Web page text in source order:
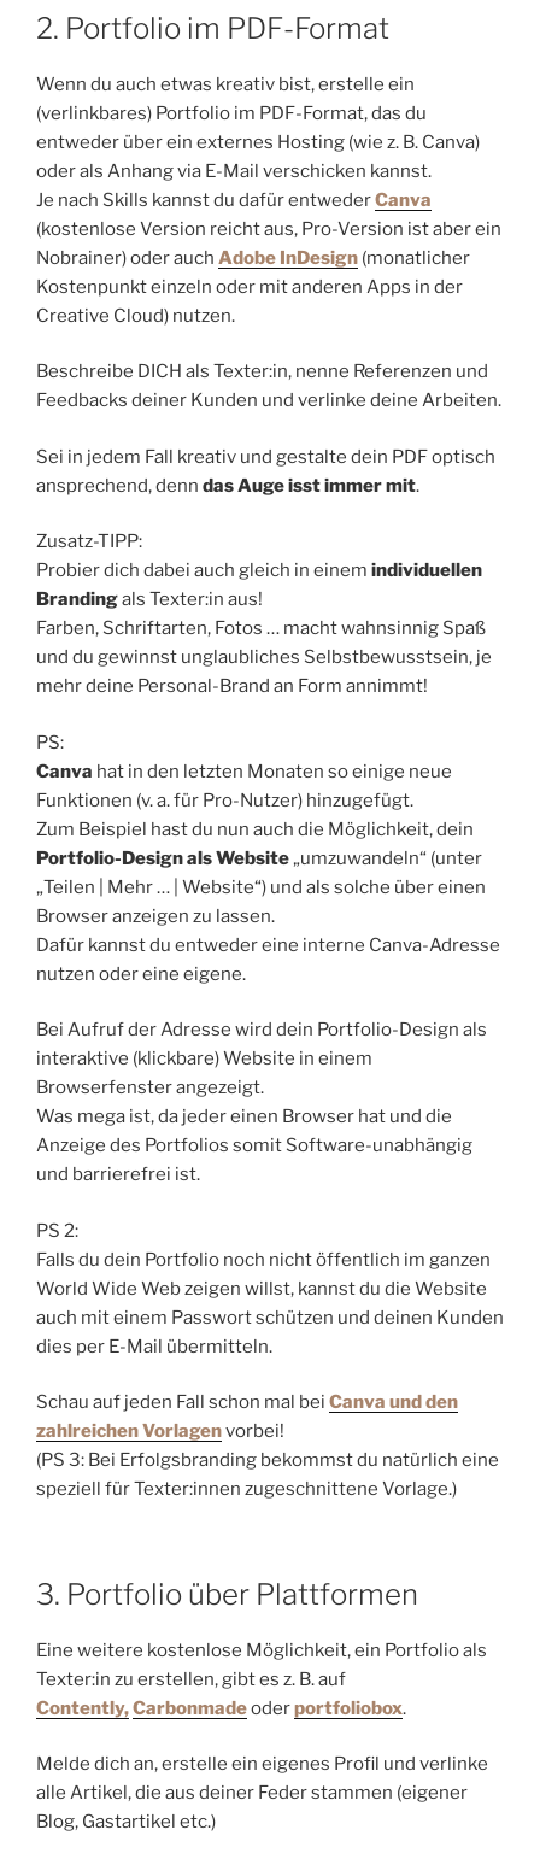
2. Portfolio im PDF-Format
Wenn du auch etwas kreativ bist, erstelle ein
(verlinkbares) Portfolio im PDF-Format, das du
entweder über ein externes Hosting (wie z. B. Canva)
oder als Anhang via E-Mail verschicken kannst.
Je nach Skills kannst du dafür entwederCanva
(kostenlose Version reicht aus, Pro-Version ist aber ein
Nobrainer) oder auch Adobe InDesign (monatlicher
Kostenpunkt einzeln oder mit anderen Apps in der
Creative Cloud) nutzen.
Beschreibe DICH als Texter:in, nenne Referenzen und
Feedbacks deiner Kunden und verlinke deine Arbeiten.
Sei in jedem Fall kreativ und gestalte dein PDF optisch
ansprechend, denn das Auge isst immer mit.
Zusatz-TIPP:
Probier dich dabei auch gleich in einem individuellen
Brandingals Texter:in aus!
Farben, Schriftarten, Fotos … macht wahnsinnig Spaß
und du gewinnst unglaubliches Selbstbewusstsein, je
mehr deine Personal-Brand an Form annimmt!
PS:
Canva hat in den letzten Monaten so einige neue
Funktionen (v. a. für Pro-Nutzer) hinzugefügt.
Zum Beispiel hast du nun auch die Möglichkeit, dein
Portfolio-Design als Website „umzuwandeln“ (unter
„Teilen | Mehr … | Website“) und als solche über einen
Browser anzeigen zu lassen.
Dafür kannst du entweder eine interne Canva-Adresse
nutzen oder eine eigene.
Bei Aufruf der Adresse wird dein Portfolio-Design als
interaktive (klickbare) Website in einem
Browserfenster angezeigt.
Was mega ist, da jeder einen Browser hat und die
Anzeige des Portfolios somit Software-unabhängig
und barrierefrei ist.
PS 2:
Falls du dein Portfolio noch nicht öffentlich im ganzen
World Wide Web zeigen willst, kannst du die Website
auch mit einem Passwort schützen und deinen Kunden
dies per E-Mail übermitteln.
Schau auf jeden Fall schon mal bei Canva und den
zahlreichen Vorlagenvorbei!
(PS 3: Bei Erfolgsbranding bekommst du natürlich eine
speziell für Texter:innen zugeschnittene Vorlage.)
3. Portfolio über Plattformen
Eine weitere kostenlose Möglichkeit, ein Portfolio als
Texter:in zu erstellen, gibt es z. B. auf
Contently,Carbonmadeoderportfoliobox.
Melde dich an, erstelle ein eigenes Profil und verlinke
alle Artikel, die aus deiner Feder stammen (eigener
Blog, Gastartikel etc.)